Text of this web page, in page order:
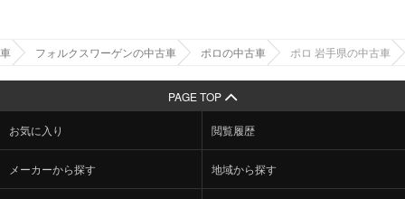
フォルクスワーゲンの中古車 ポロの中古車 ポロ 岩手県の中古車
PAGE TOP
お気に入り 閲覧履歴
メーカーから探す 地域から探す